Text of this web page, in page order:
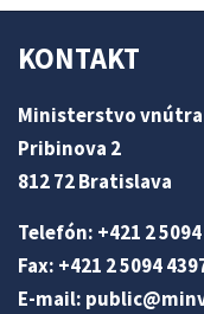
KONTAKT
Ministerstvo vnútra
Pribinova 2
812 72 Bratislava
Telefón: +421 2
Fax: +421 2 5094
E-mail: